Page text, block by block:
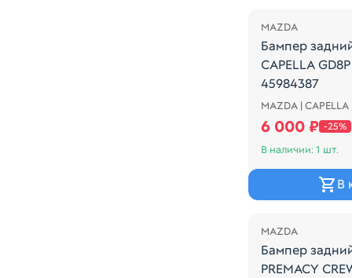
MAZDA
Бампер
CAPELLA
45984387
Mazda Capella
MAZDA | CAPELLA
6 000 ₽ -25%
В наличии: 1 шт.
В
Распродажа
MAZDA
Бампер
PREMACY